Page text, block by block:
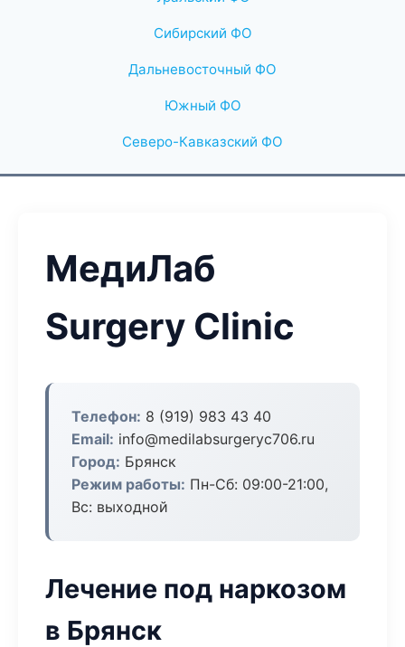
Сибирский ФО
Дальневосточный ФО
Южный ФО
Северо-Кавказский ФО
МедиЛаб
Surgery Clinic
Телефон: 8 (919) 983 43 40
Email: info@medilabsurgeryc706.ru
Город: Брянск
Режим работы: Пн-Сб: 09:00-21:00,
Вс: выходной
Лечение под наркозом
в Брянск